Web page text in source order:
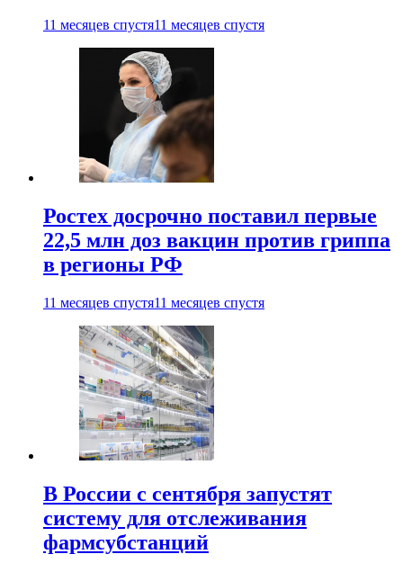
11 месяцев спустя11 месяцев спустя
Ростех досрочно поставил первые
22,5 млн доз вакцин против гриппа
в регионы РФ
11 месяцев спустя11 месяцев спустя
В России с сентября запустят
систему для отслеживания
фармсубстанций